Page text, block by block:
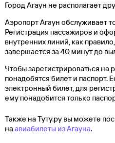
Город Агаун не располагает
Аэропорт Агаун обслуживает
Регистрация пассажиров и
внутренних линий, как
завершается за 40 минут до
Чтобы зарегистрироваться на
понадобятся билет и паспорт.
электронный билет, для
ему понадобится только
Также на Туту.ру вы можете
на авиабилеты из Агауна.